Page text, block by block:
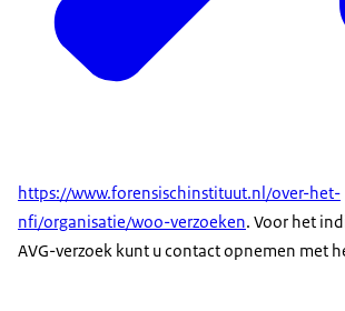
https://www.forensischinstituut.nl/over-het-
nfi/organisatie/woo-verzoeken. Voor het
AVG-verzoek kunt u contact opnemen met